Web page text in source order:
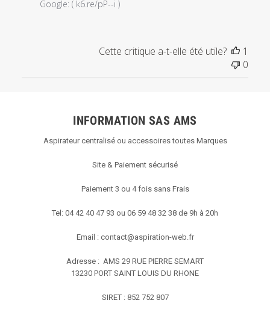
magasin
Google: ( k6.re/pP--i )
Cette critique a-t-elle été utile?
1
0
INFORMATION SAS AMS
Aspirateur centralisé ou accessoires toutes Marques
Site & Paiement sécurisé
Paiement 3 ou 4 fois sans Frais
Tel: 04 42 40 47 93 ou 06 59 48 32 38 de 9h à 20h
Email : contact@aspiration-web.fr
Adresse : AMS 29 RUE PIERRE SEMART
13230 PORT SAINT LOUIS DU RHONE
SIRET : 852 752 807